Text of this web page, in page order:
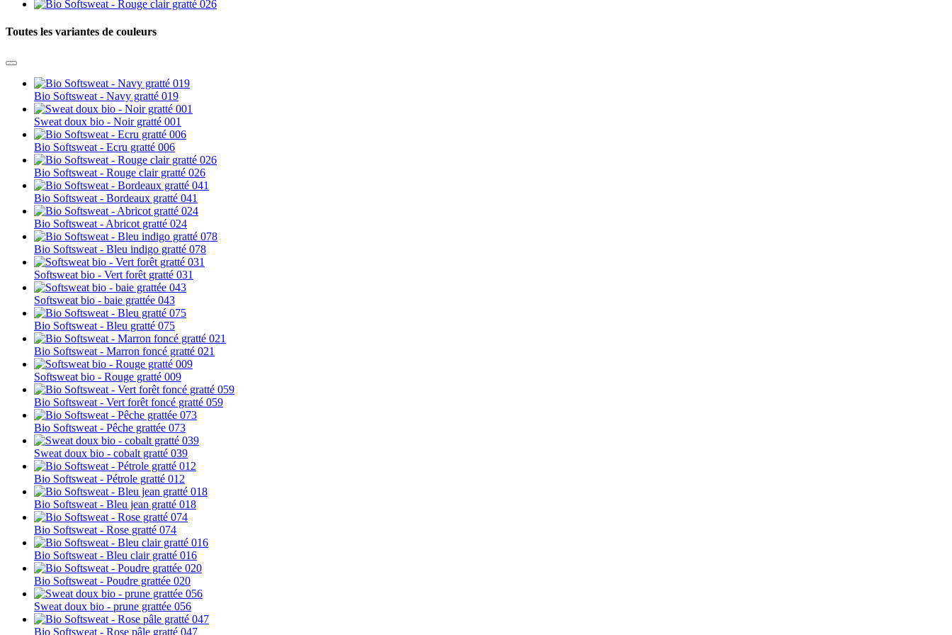
Toutes les variantes de couleurs
Bio Softsweat - Navy gratté 019
Sweat doux bio - Noir gratté 001
Bio Softsweat - Ecru gratté 006
Bio Softsweat - Rouge clair gratté 026
Bio Softsweat - Bordeaux gratté 041
Bio Softsweat - Abricot gratté 024
Bio Softsweat - Bleu indigo gratté 078
Softsweat bio - Vert forêt gratté 031
Softsweat bio - baie grattée 043
Bio Softsweat - Bleu gratté 075
Bio Softsweat - Marron foncé gratté 021
Softsweat bio - Rouge gratté 009
Bio Softsweat - Vert forêt foncé gratté 059
Bio Softsweat - Pêche grattée 073
Sweat doux bio - cobalt gratté 039
Bio Softsweat - Pétrole gratté 012
Bio Softsweat - Bleu jean gratté 018
Bio Softsweat - Rose gratté 074
Bio Softsweat - Bleu clair gratté 016
Bio Softsweat - Poudre grattée 020
Sweat doux bio - prune grattée 056
Bio Softsweat - Rose pâle gratté 047